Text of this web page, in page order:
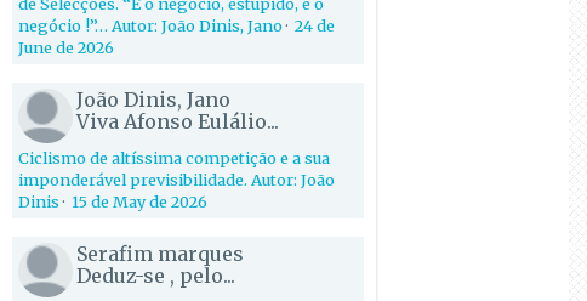
negócio !”… Autor: João Dinis, Jano· 24 de
June de 2026
João Dinis, Jano
Viva Afonso Eulálio...
Ciclismo de altíssima competição e a sua
imponderável previsibilidade. Autor: João
Dinis· 15 de May de 2026
Serafim marques
Deduz-se , pelo...